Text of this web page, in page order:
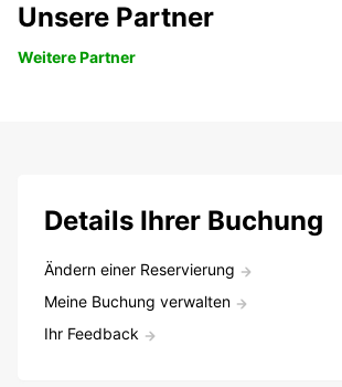
Unsere Partner
Weitere Partner
Details Ihrer Buchung
Ändern einer Reservierung
Meine Buchung verwalten
Ihr Feedback